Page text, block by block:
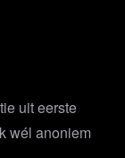
uit eerste
wél anoniem